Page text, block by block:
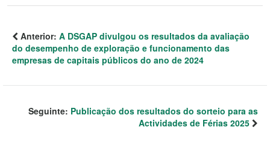
Anterior: A DSGAP divulgou os resultados da avaliação
do desempenho de exploração e funcionamento das
empresas de capitais públicos do ano de 2024
Seguinte: Publicação dos resultados do sorteio para as
Actividades de Férias 2025